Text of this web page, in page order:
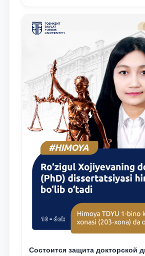
Состоится защита докторской